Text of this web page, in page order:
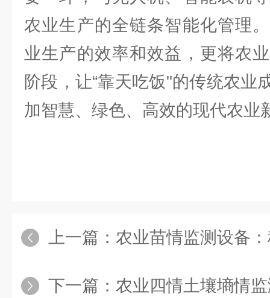
农业生产的全链条智能化管理
业生产的效率和效益，更将农
阶段，让“靠天吃饭"的传统农业
加智慧、绿色、高效的现代农业
上一篇： 农业苗情监测设备：科技
下一篇： 农业四情土壤墒情